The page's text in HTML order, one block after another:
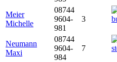
Meier
Michelle
08744
9604-
981
3
Neumann
Maxi
08744
9604-
984
7